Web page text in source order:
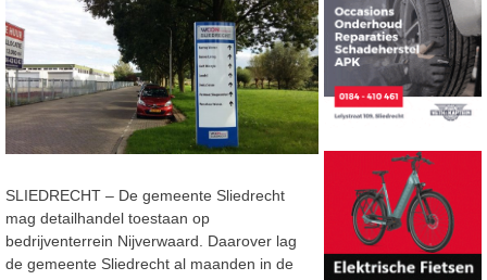
SLIEDRECHT – De gemeente Sliedrecht
mag detailhandel toestaan op
bedrijventerrein Nijverwaard. Daarover lag
de gemeente Sliedrecht al maanden in de